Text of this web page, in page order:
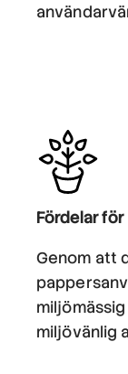
Fördelar för
Genom att
miljövänlig